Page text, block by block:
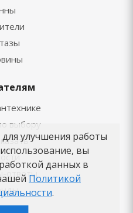
выбору
ответы
улучшения работы
вы
данных в
Политикой
.